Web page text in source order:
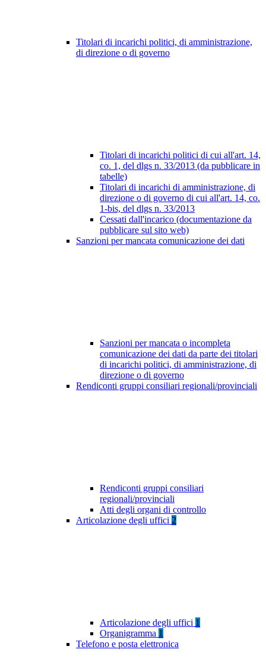
Titolari di incarichi politici, di amministrazione,
di direzione o di governo
Titolari di incarichi politici di cui all'art. 14,
co. 1, del dlgs n. 33/2013 (da pubblicare in
tabelle)
Titolari di incarichi di amministrazione, di
direzione o di governo di cui all'art. 14, co.
1-bis, del dlgs n. 33/2013
Cessati dall'incarico (documentazione da
pubblicare sul sito web)
Sanzioni per mancata comunicazione dei dati
Sanzioni per mancata o incompleta
comunicazione dei dati da parte dei titolari
di incarichi politici, di amministrazione, di
direzione o di governo
Rendiconti gruppi consiliari regionali/provinciali
Rendiconti gruppi consiliari
regionali/provinciali
Atti degli organi di controllo
Articolazione degli uffici 2
Articolazione degli uffici 1
Organigramma 1
Telefono e posta elettronica